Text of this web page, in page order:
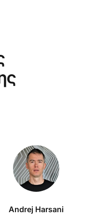
Andrej Harsani